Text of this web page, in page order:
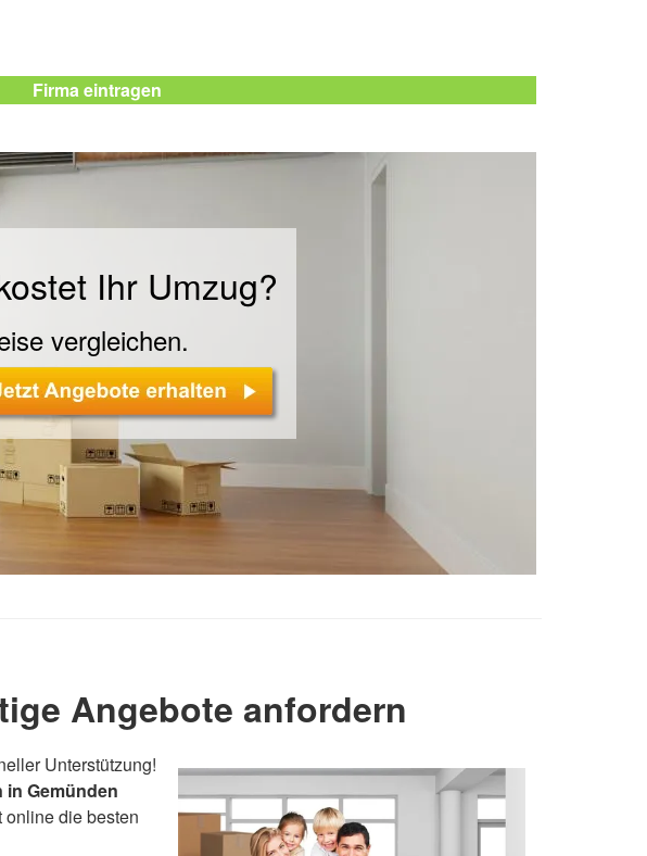
Firma eintragen
Ihr Umzug?
vergleichen.
Angebote anfordern
Unterstützung!
Gemünden
die besten